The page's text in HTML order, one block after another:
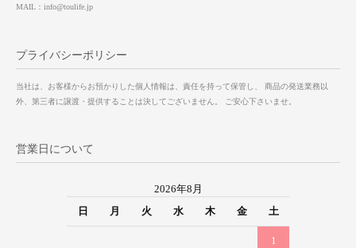
MAIL：info@toulife.jp
プライバシーポリシー
当社は、お客様からお預かりした個人情報は、責任を持って保管し、 商品の発送業務以
外、第三者に譲渡・提供することは決してございません。 ご安心下さいませ。
営業日について
2026年8月
日
月 火 水 木 金 土
1